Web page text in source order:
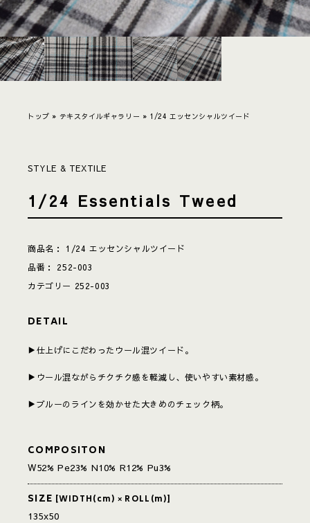
トップ » テキスタイルギャラリー » 1/24 エッセンシャルツイード
STYLE & TEXTILE
1/24 Essentials Tweed
商品名：
1/24 エッセンシャルツイード
品番：
252-003
カテゴリー 252-003
DETAIL
▶︎仕上げにこだわったウール混ツイード。
▶︎ウール混ながらチクチク感を軽減し、使いやすい素材感。
▶︎ブルーのラインを効かせた大きめのチェック柄。
COMPOSITON
W52% Pe23% N10% R12% Pu3%
SIZE [WIDTH(cm) × ROLL(m)]
135x50